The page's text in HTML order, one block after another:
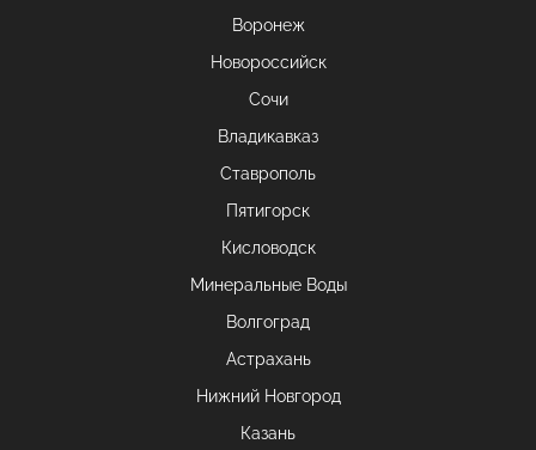
Воронеж
Новороссийск
Сочи
Владикавказ
Ставрополь
Пятигорск
Кисловодск
Минеральные Воды
Волгоград
Астрахань
Нижний Новгород
Казань